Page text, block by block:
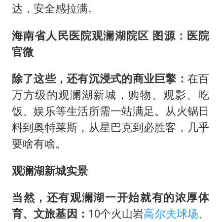
达，安全感拉满。
海南省人民医院观澜湖院区 图源：医院
官微
除了这些，还有沉浸式的商业巨擎： 在百
万方级的观澜湖新城，购物、观影、吃
饭、娱乐等生活所需一站满足。从火锅日
料到奥特莱斯，从星巴克到必胜客，几乎
要啥有啥。
观澜湖新城实景
当然，还有观澜湖一开始就有的浓厚体
育、文旅基因： 10个火山岩高尔夫球场、